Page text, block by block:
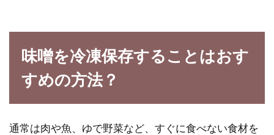
美味しいお好み焼きの作り方、材料
と小麦粉の適正な割合は？
よって特徴があります。材料も小麦粉・水・
味噌を冷凍保存することはおす
すめの方法？
通常は肉や魚、ゆで野菜など、すぐに食べない食材を